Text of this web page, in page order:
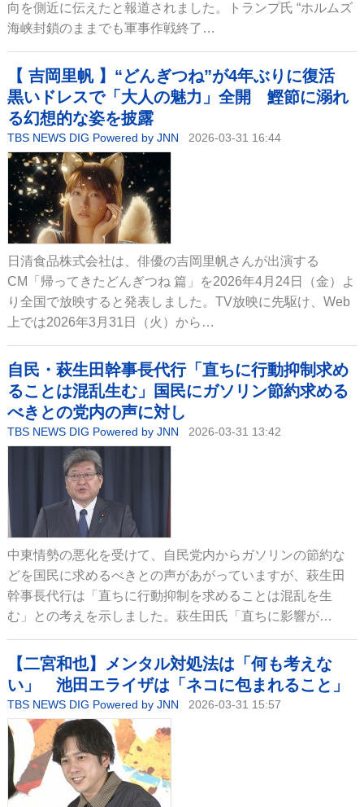
向を側近に伝えたと報道されました。トランプ氏 “ホルムズ
海峡封鎖のままでも軍事作戦終了…
【 吉岡里帆 】“どんぎつね”が4年ぶりに復活
黒いドレスで「大人の魅力」全開 鰹節に溺れ
る幻想的な姿を披露
TBS NEWS DIG Powered by JNN 2026-03-31 16:44
日清食品株式会社は、俳優の吉岡里帆さんが出演する
CM「帰ってきたどんぎつね 篇」を2026年4月24日（金）よ
り全国で放映すると発表しました。TV放映に先駆け、Web
上では2026年3月31日（火）から…
自民・萩生田幹事長代行「直ちに行動抑制求め
ることは混乱生む」国民にガソリン節約求める
べきとの党内の声に対し
TBS NEWS DIG Powered by JNN 2026-03-31 13:42
中東情勢の悪化を受けて、自民党内からガソリンの節約な
どを国民に求めるべきとの声があがっていますが、萩生田
幹事長代行は「直ちに行動抑制を求めることは混乱を生
む」との考えを示しました。萩生田氏「直ちに影響が…
【二宮和也】メンタル対処法は「何も考えな
い」 池田エライザは「ネコに包まれること」
TBS NEWS DIG Powered by JNN 2026-03-31 15:57